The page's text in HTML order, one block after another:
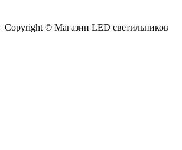
Copyright © Магазин LED светильников